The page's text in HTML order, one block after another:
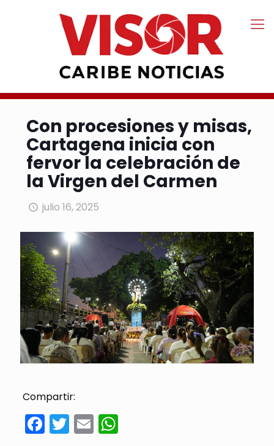
Con procesiones y misas,
Cartagena inicia con
fervor la celebración de
la Virgen del Carmen
julio 16, 2025
Compartir:
Facebook
Twitter
EmailWhatsApp